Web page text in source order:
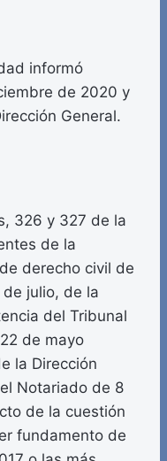
informó
de 2020 y
General.
326 y 327 de la
de la
derecho civil de
julio, de la
del Tribunal
de mayo
la Dirección
Notariado de 8
de la cuestión
fundamento de